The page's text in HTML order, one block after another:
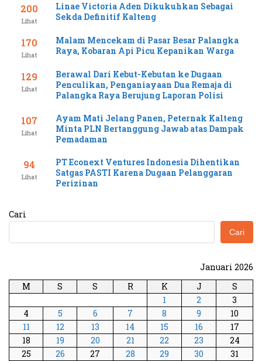
200
Lihat
Linae Victoria Aden Dikukuhkan Sebagai
Sekda Definitif Kalteng
170
Lihat
Malam Mencekam di Pasar Besar Palangka
Raya, Kobaran Api Picu Kepanikan Warga
129
Lihat
Berawal Dari Kebut-Kebutan ke Dugaan
Penculikan, Penganiayaan Dua Remaja di
Palangka Raya Berujung Laporan Polisi
107
Lihat
Ayam Mati Jelang Panen, Peternak Kalteng
Minta PLN Bertanggung Jawab atas Dampak
Pemadaman
94
Lihat
PT Econext Ventures Indonesia Dihentikan
Satgas PASTI Karena Dugaan Pelanggaran
Perizinan
Cari
Cari
Januari 2026
M
S S R K J
S
1
2
3
4
5 6 7 8 9
10
11
12 13 14 15 16
17
18
19 20 21 22 23
24
25
26 27 28 29 30
31